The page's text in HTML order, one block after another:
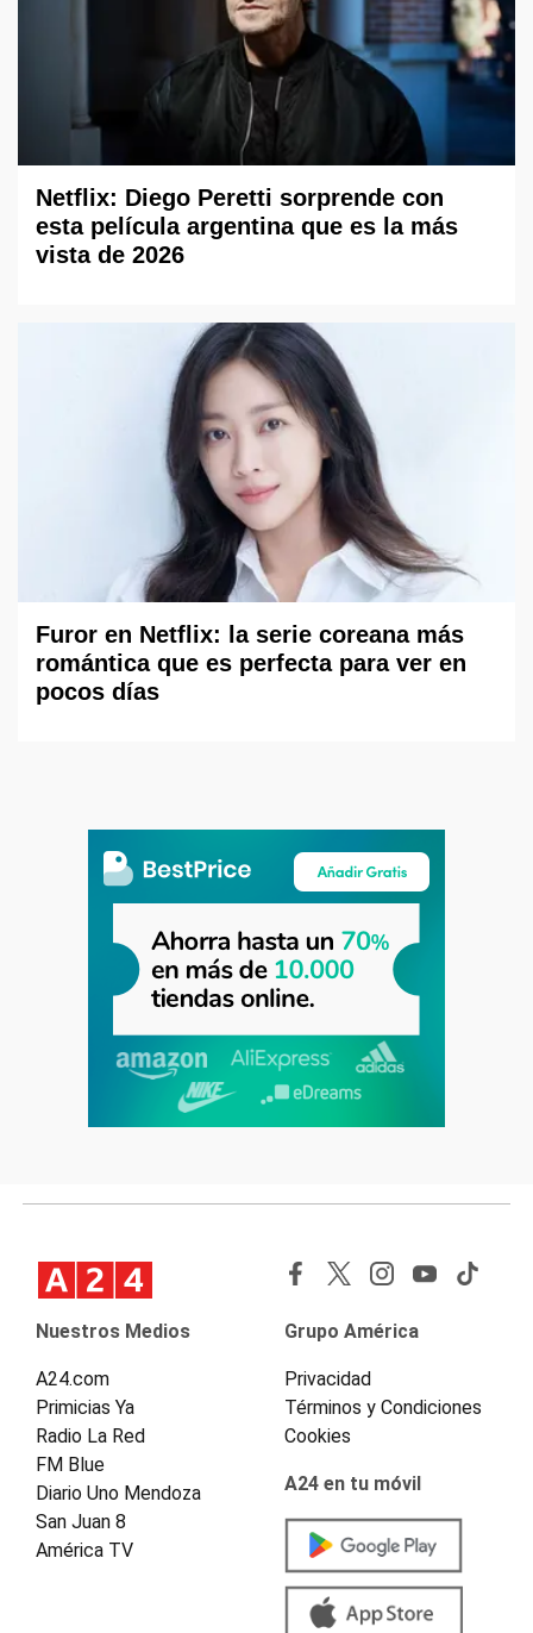
Netflix: Diego Peretti sorprende con
esta película argentina que es la más
vista de 2026
Furor en Netflix: la serie coreana más
romántica que es perfecta para ver en
pocos días
Nuestros Medios
A24.com
Primicias Ya
Radio La Red
FM Blue
Diario Uno Mendoza
San Juan 8
América TV
Grupo América
Privacidad
Términos y Condiciones
Cookies
A24 en tu móvil